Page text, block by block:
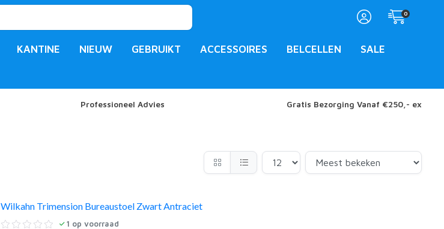
0
KANTINE NIEUW GEBRUIKT ACCESSOIRES BELCELLEN SALE
Professioneel Advies Gratis Bezorging Vanaf €250,- ex
Wilkahn Trimension Bureaustoel Zwart Antraciet
1 op voorraad